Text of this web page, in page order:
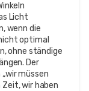
Licht
wenn die
optimal
ohne ständige
Der
müssen
wir haben